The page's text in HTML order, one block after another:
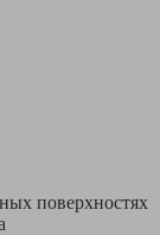
поверхностях